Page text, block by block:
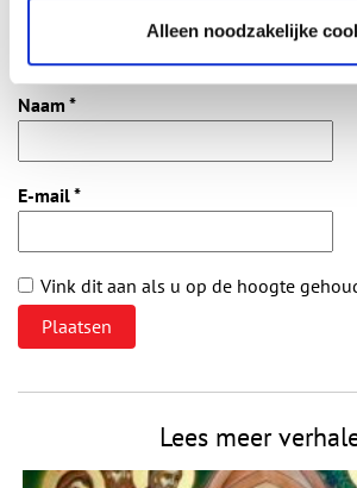
Alleen noodzakelijke
Vereiste velden zijn gemarkeerd met *. Het e-
gepubliceerd.
Naam *
E-mail*
Vink dit aan als u op de hoogte
Lees meer